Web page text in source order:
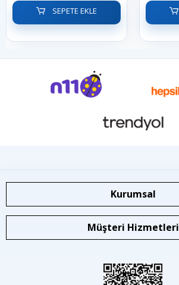
SEPETE EKLE
Kurumsal
Müşteri Hizmetleri